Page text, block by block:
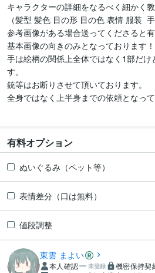
キャラクターの詳細をなるべく細かく
（髪型 髪色 目の形 目の色 表情 服装
参考画像がある場合送ってくださると有
基本画像の向きのみとなっております！
手は絵柄の関係上全体ではなく1部だけ
す。
銃等はお断りさせて頂いております。
全身ではなく上半身までの依頼となって
有料オプション
ぬいぐるみ（ペット等）
表情差分（口は無料）
値段調整
東雲 まよい
本人確認 未登録 機密保持契